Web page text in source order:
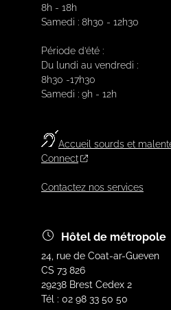
8h - 18h
Samedi : 8h30 - 12h30
Période d’été :
Du lundi au vendredi :
8h30 -17h30
Samedi : 9h - 12h
Accueil sourds et
Connect
Contactez nos services
Hôtel de métropole
24, rue de Coat-ar-Gueven
CS 73 826
29238 Brest Cedex 2
Tél : 02 98 33 50 50